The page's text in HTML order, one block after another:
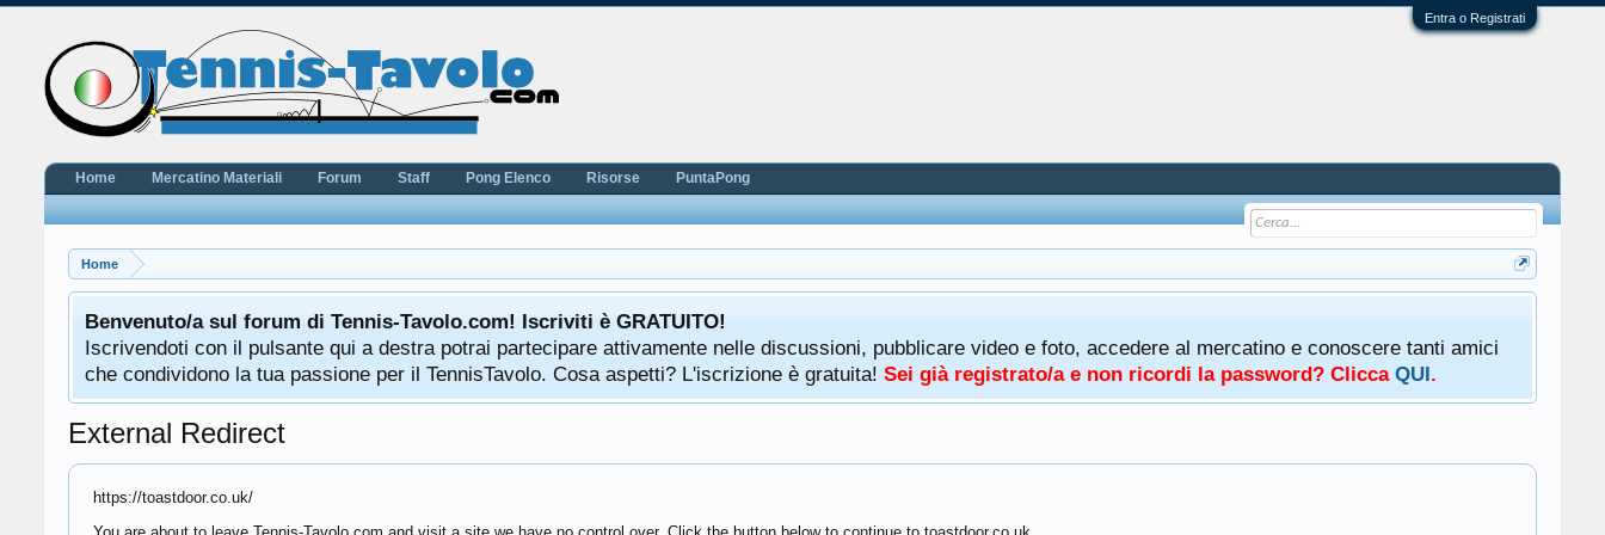
Entra o Registrati
Home
Benvenuto/a sul forum di Tennis-Tavolo.com! Iscriviti è GRATUITO!
Iscrivendoti con il pulsante qui a destra potrai partecipare attivamente nelle discussioni, pubblicare video e foto, accedere al mercatino e conoscere tanti amici
che condividono la tua passione per il TennisTavolo. Cosa aspetti? L'iscrizione è gratuita! Sei già registrato/a e non ricordi la password? Clicca QUI.
External Redirect
https://toastdoor.co.uk/
Home Mercatino Materiali Forum Staff Pong Elenco Risorse PuntaPong